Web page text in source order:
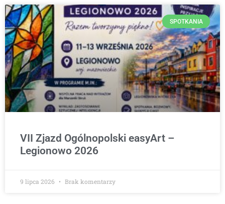
SPOTKANIA
VII Zjazd Ogólnopolski easyArt –
Legionowo 2026
9 lipca 2026 Brak komentarzy